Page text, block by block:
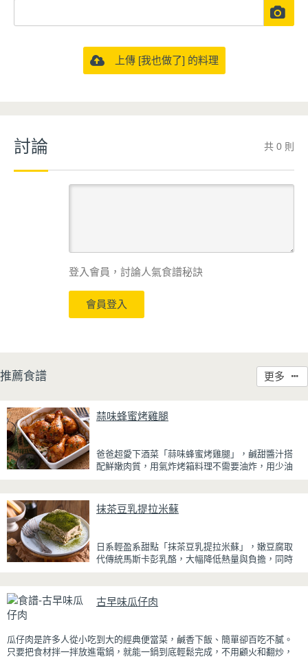
上傳 [我也做了] 的料理
討論 共 0 則
登入會員，討論人氣食譜秘訣
會員登入
推薦食譜 更多
蒜味蜂蜜烤雞腿
爸爸超愛下酒菜「蒜味蜂蜜烤雞腿」，鹹甜醬汁搭
配鮮嫩肉質，用氣炸烤箱料理不需要油炸，用少油
入氣炸烤箱烘烤，免油炸也能烤出外皮金黃微酥、
配冰涼啤酒更是絕配！無論是父親節、聚會或宵夜
時光，在家就能輕鬆端出美味下酒菜。
抹茶豆乳提拉米蘇
日系輕盈系甜點「抹茶豆乳提拉米蘇」，嫩豆腐取
代傳統馬斯卡彭乳酪，大幅降低熱量與負擔，同時
厚重，搭配帶微苦茶香的抹茶與香氣濃郁的黃豆
粉，甜而不膩，層次更加豐富。
吃到淡淡的茶香。相較於傳統提拉米蘇，這款更清
爽、更低負擔，無論是下午茶、飯後甜點，或是正
古早味瓜仔肉
瓜仔肉是許多人從小吃到大的經典便當菜，鹹香下飯、簡單卻百吃不膩。
只要把食材拌一拌放進電鍋，就能一鍋到底輕鬆完成，不用顧火和翻炒，